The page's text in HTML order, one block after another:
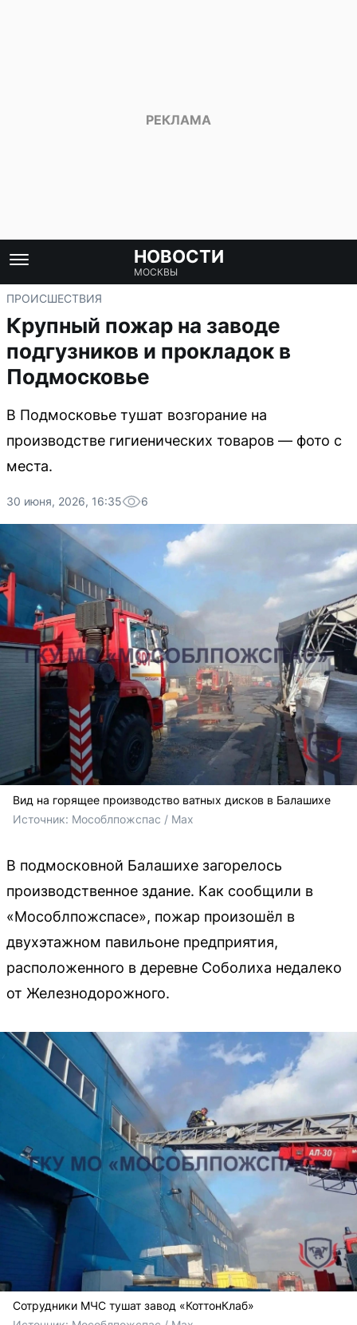
НОВОСТИ
МОСКВЫ
ПРОИСШЕСТВИЯ
Крупный пожар на заводе
подгузников и прокладок в
Подмосковье
В Подмосковье тушат возгорание на
производстве гигиенических товаров — фото с
места.
30 июня, 2026, 16:35 6
Вид на горящее производство ватных дисков в Балашихе
Источник: Мособлпожспас / Max
В подмосковной Балашихе загорелось
производственное здание. Как сообщили в
«Мособлпожспасе», пожар произошёл в
двухэтажном павильоне предприятия,
расположенного в деревне Соболиха недалеко
от Железнодорожного.
Сотрудники МЧС тушат завод «КоттонКлаб»